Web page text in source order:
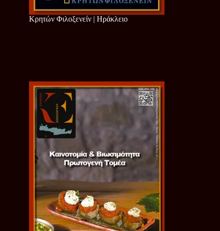
Κρητών Φιλοξενείν | Ηράκλειο